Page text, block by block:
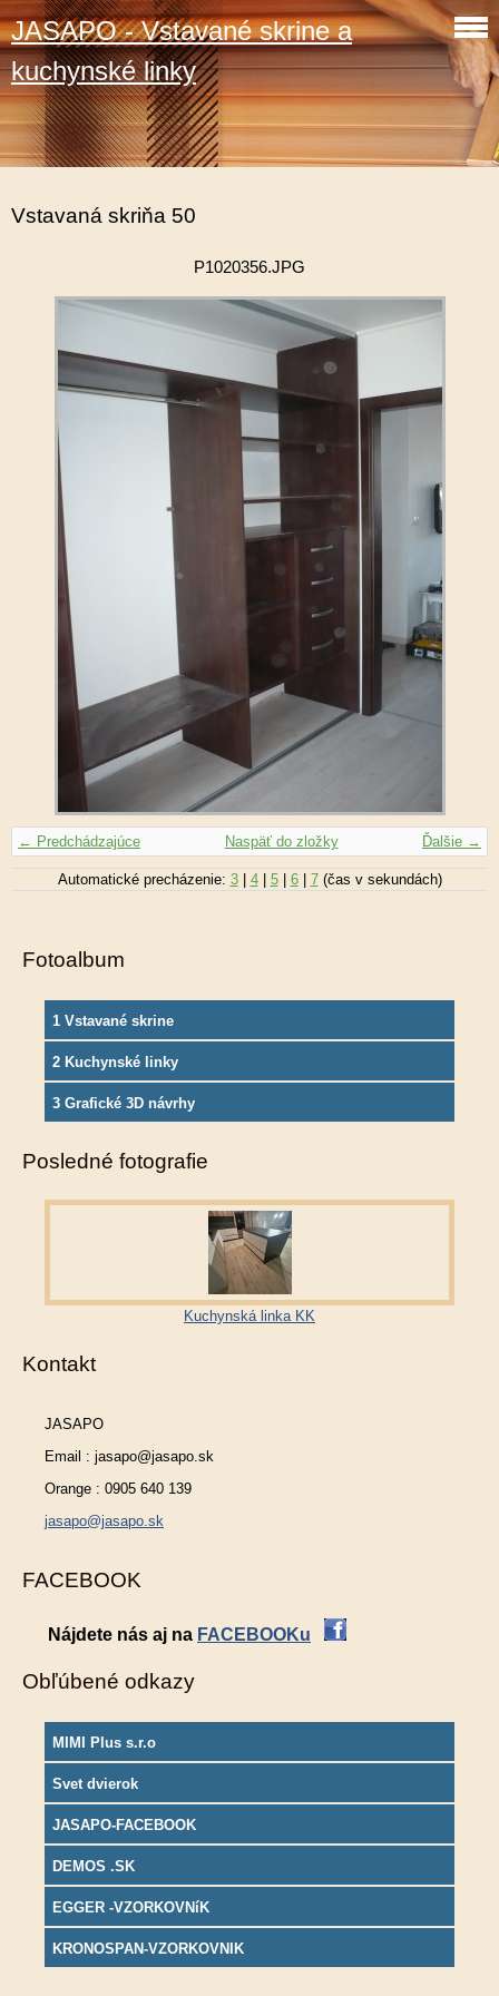
JASAPO - Vstavané skrine a
kuchynské linky
Vstavaná skriňa 50
P1020356.JPG
← Predchádzajúce Ďalšie →
Naspäť do zložky
Automatické precházenie: 3| 4| 5| 6| 7(čas v sekundách)
Fotoalbum
1 Vstavané skrine
2 Kuchynské linky
3 Grafické 3D návrhy
Posledné fotografie
Kuchynská linka KK
Kontakt
JASAPO
Email : jasapo@jasapo.sk
Orange : 0905 640 139
jasapo@jasapo.sk
FACEBOOK
Nájdete nás aj na FACEBOOKu
Obľúbené odkazy
MIMI Plus s.r.o
Svet dvierok
JASAPO-FACEBOOK
DEMOS .SK
EGGER -VZORKOVNíK
KRONOSPAN-VZORKOVNIK